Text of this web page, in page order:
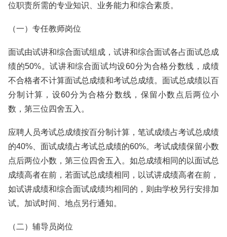
位职责所需的专业知识、业务能力和综合素质。
（一）专任教师岗位
面试由试讲和综合面试组成，试讲和综合面试各占面试总成
绩的50%。试讲和综合面试均设60分为合格分数线，成绩
不合格者不计算面试总成绩和考试总成绩。面试总成绩以百
分制计算，设60分为合格分数线，保留小数点后两位小
数，第三位四舍五入。
应聘人员考试总成绩按百分制计算，笔试成绩占考试总成绩
的40%、面试成绩占考试总成绩的60%。考试成绩保留小数
点后两位小数，第三位四舍五入。如总成绩相同的以面试总
成绩高者在前，若面试总成绩相同，以试讲成绩高者在前，
如试讲成绩和综合面试成绩均相同的，则由学校另行安排加
试。加试时间、地点另行通知。
（二）辅导员岗位